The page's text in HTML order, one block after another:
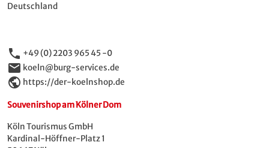
Deutschland
phone +49 (0) 2203 965 45 -0
email koeln@burg-services.de
public https://der-koelnshop.de
Souvenirshop am Kölner Dom
Köln Tourismus GmbH
Kardinal-Höffner-Platz 1